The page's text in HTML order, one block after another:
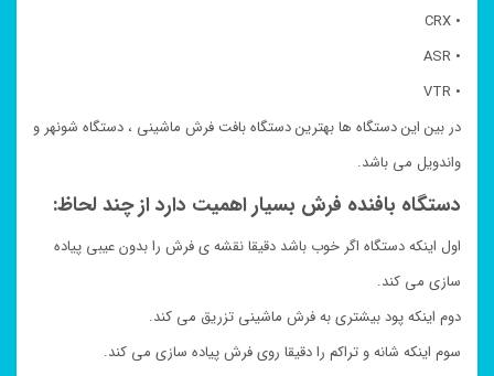
• CRX
• ASR
• VTR
در بین این دستگاه ها بهترین دستگاه بافت فرش ماشینی ، دستگاه شونهر و
واندویل می باشد.
دستگاه بافنده فرش بسیار اهمیت دارد از چند لحاظ:
اول اینکه دستگاه اگر خوب باشد دقیقا نقشه ی فرش را بدون عیبی پیاده
سازی می کند.
دوم اینکه پود بیشتری به فرش ماشینی تزریق می کند.
سوم اینکه شانه و تراکم را دقیقا روی فرش پیاده سازی می کند.